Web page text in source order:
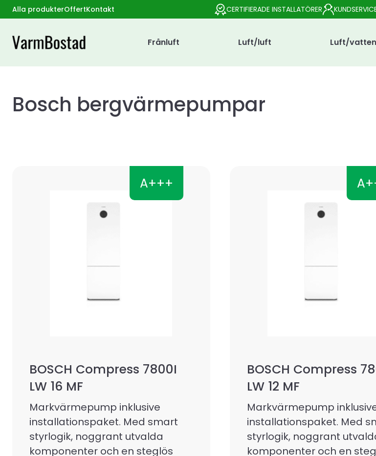
Alla produkterOffertKontakt CERTIFIERADE INSTALLATÖRER
Frånluft Luft/luft Luft/vatten
Bosch bergvärmepumpar
BOSCH Compress 7800I
LW 16 MF
Markvärmepump inklusive
installationspaket. Med smart
styrlogik, noggrant utvalda
komponenter och en steglös
A+++
BOSCH Compress
LW 12 MF
Markvärmepump
installationspaket. Med
styrlogik, noggrant
komponenter och en